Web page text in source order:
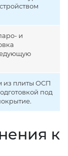
и
из плиты ОСП
под
к